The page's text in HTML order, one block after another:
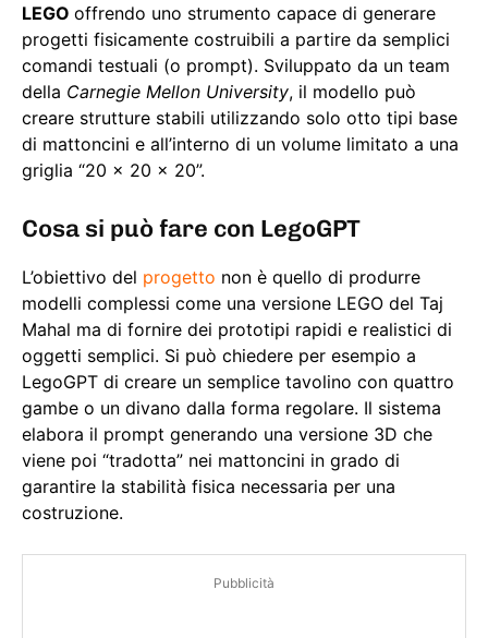
LEGO offrendo uno strumento capace di generare
progetti fisicamente costruibili a partire da semplici
comandi testuali (o prompt). Sviluppato da un team
della Carnegie Mellon University, il modello può
creare strutture stabili utilizzando solo otto tipi base
di mattoncini e all’interno di un volume limitato a una
griglia “20 x 20 x 20”.
Cosa si può fare con LegoGPT
L’obiettivo del progetto non è quello di produrre
modelli complessi come una versione LEGO del Taj
Mahal ma di fornire dei prototipi rapidi e realistici di
oggetti semplici. Si può chiedere per esempio a
LegoGPT di creare un semplice tavolino con quattro
gambe o un divano dalla forma regolare. Il sistema
elabora il prompt generando una versione 3D che
viene poi “tradotta” nei mattoncini in grado di
garantire la stabilità fisica necessaria per una
costruzione.
Pubblicità